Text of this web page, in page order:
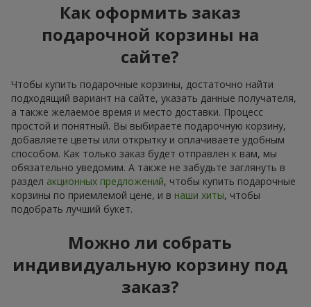
Как оформить заказ
подарочной корзины на
сайте?
Чтобы купить подарочные корзины, достаточно найти
подходящий вариант на сайте, указать данные получателя,
а также желаемое время и место доставки. Процесс
простой и понятный. Вы выбираете подарочную корзину,
добавляете цветы или открытку и оплачиваете удобным
способом. Как только заказ будет отправлен к вам, мы
обязательно уведомим. А также не забудьте заглянуть в
раздел акционных предложений, чтобы купить подарочные
корзины по приемлемой цене, и в наши хиты, чтобы
подобрать лучший букет.
Можно ли собрать
индивидуальную корзину под
заказ?